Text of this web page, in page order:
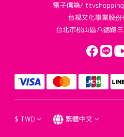
電子信箱/
台視文化事業股份
台北市松山區八德路
$ TWD 繁體中文